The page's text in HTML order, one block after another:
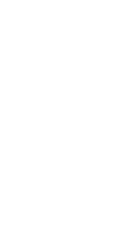
Strategi Promosi Yang